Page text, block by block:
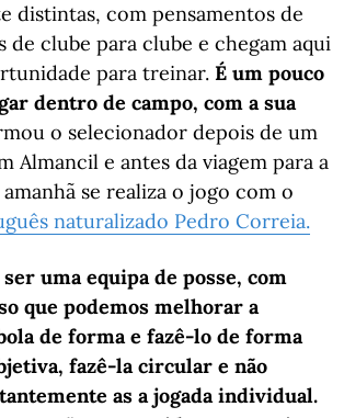
distintas, com pensamentos de
de clube para clube e chegam aqui
para treinar. É um pouco
dentro de campo, com a sua
o selecionador depois de um
Almancil e antes da viagem para a
se realiza o jogo com o
naturalizado Pedro Correia.
uma equipa de posse, com
que podemos melhorar a
de forma e fazê-lo de forma
fazê-la circular e não
as a jogada individual.